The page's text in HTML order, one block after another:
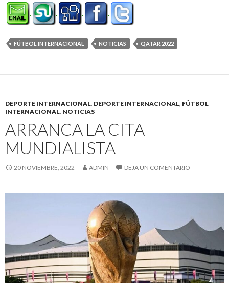
FÚTBOL INTERNACIONAL NOTICIAS QATAR 2022
DEPORTE INTERNACIONAL, DEPORTE INTERNACIONAL, FÚTBOL
INTERNACIONAL, NOTICIAS
ARRANCA LA CITA
MUNDIALISTA
20 NOVIEMBRE, 2022 ADMIN DEJA UN COMENTARIO